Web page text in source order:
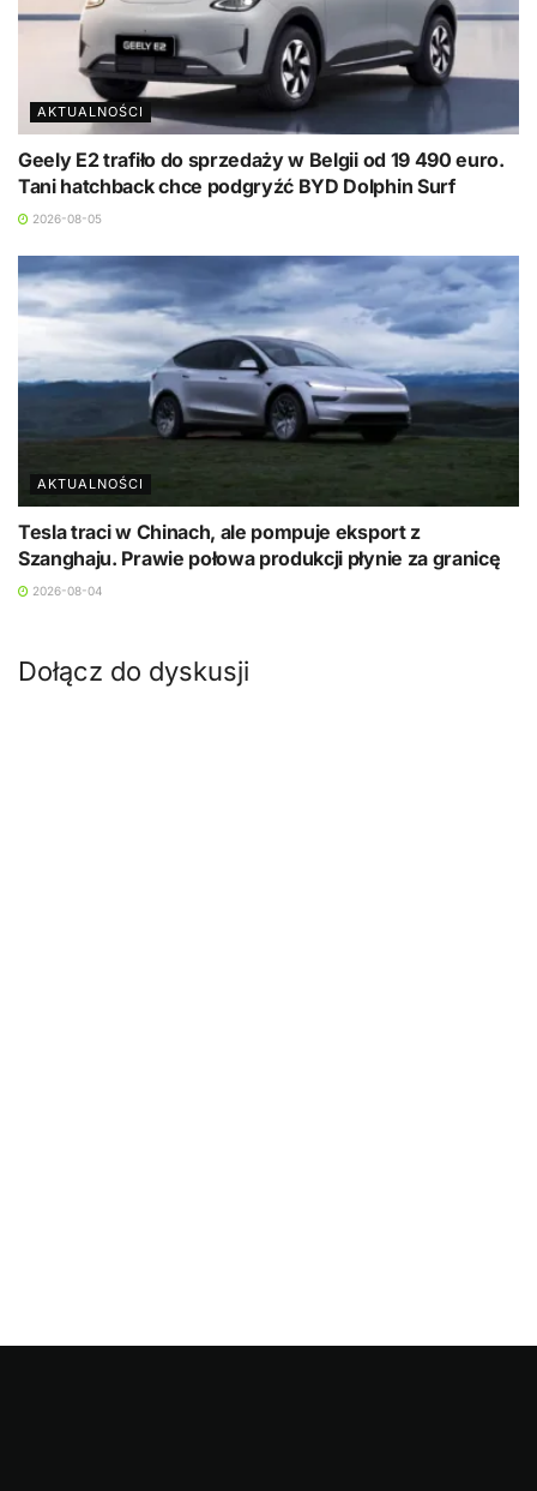
AKTUALNOŚCI
Geely E2 trafiło do sprzedaży w Belgii od 19 490 euro.
Tani hatchback chce podgryźć BYD Dolphin Surf
2026-08-05
AKTUALNOŚCI
Tesla traci w Chinach, ale pompuje eksport z
Szanghaju. Prawie połowa produkcji płynie za granicę
2026-08-04
Dołącz do dyskusji